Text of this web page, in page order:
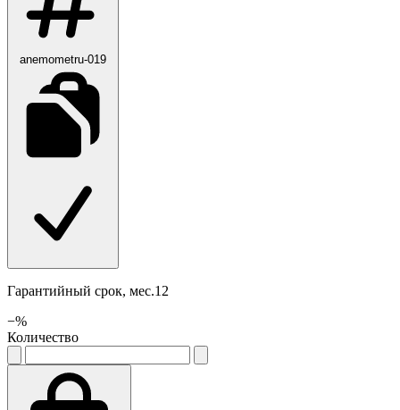
anemometru-019
Гарантийный срок, мес.12
−%
Количество